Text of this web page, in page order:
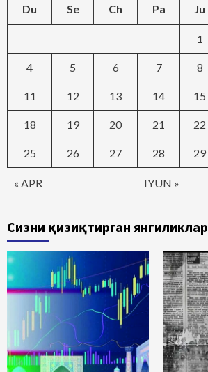
Du Se Ch Pa Ju
« APR IYUN »
1
4 5 6 7 8
11 12 13 14 15
18 19 20 21 22
25 26 27 28 29
Сизни қизиқтирган янгиликлар